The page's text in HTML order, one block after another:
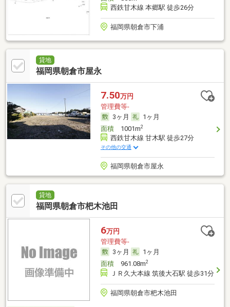
西鉄甘木線 本郷駅 徒歩26分
福岡県朝倉市下浦
貸地
福岡県朝倉市屋永
7.50万円
管理費等-
3ヶ月
1ヶ月
面積1001m2
西鉄甘木線 甘木駅 徒歩27分
その他の交通
福岡県朝倉市屋永
貸地
福岡県朝倉市杷木池田
6万円
管理費等-
3ヶ月
1ヶ月
面積961.08m2
ＪＲ久大本線 筑後大石駅 徒歩31分
福岡県朝倉市杷木池田